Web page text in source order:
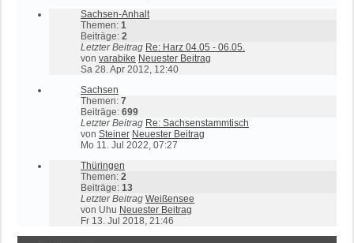
Sachsen-Anhalt
Themen: 1
Beiträge: 2
Letzter Beitrag Re: Harz 04.05 - 06.05.
von varabike Neuester Beitrag
Sa 28. Apr 2012, 12:40
Sachsen
Themen: 7
Beiträge: 699
Letzter Beitrag Re: Sachsenstammtisch
von Steiner Neuester Beitrag
Mo 11. Jul 2022, 07:27
Thüringen
Themen: 2
Beiträge: 13
Letzter Beitrag Weißensee
von Uhu Neuester Beitrag
Fr 13. Jul 2018, 21:46